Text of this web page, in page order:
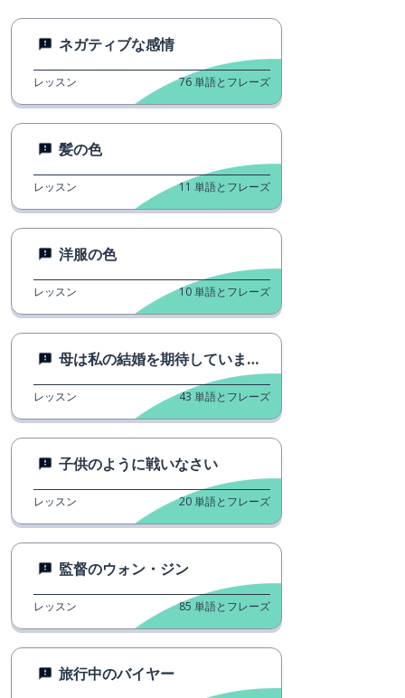
ネガティブな感情
レッスン 76単語とフレーズ
髪の色
レッスン 11 単語とフレーズ
洋服の色
レッスン 10単語とフレーズ
母は私の結婚を期待していません。
レッスン 43 単語とフレーズ
子供のように戦いなさい
レッスン 20単語とフレーズ
監督のウォン・ジン
レッスン 85 単語とフレーズ
旅行中のバイヤー